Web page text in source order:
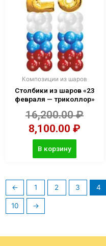
Композиции из шаров
Столбики из шаров «23
февраля — триколлор»
16,200.00₽
8,100.00 ₽
В корзину
← 1 2 3 4
10 →